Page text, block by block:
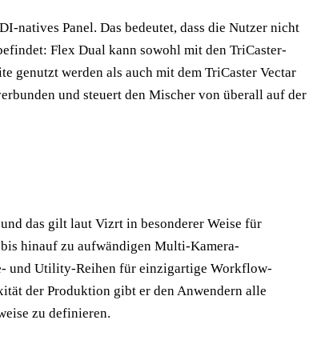
natives Panel. Das bedeutet, dass die Nutzer nicht
Flex Dual kann sowohl mit den TriCaster-
genutzt werden als auch mit dem TriCaster Vectar
und steuert den Mischer von überall auf der
das gilt laut Vizrt in besonderer Weise für
hinauf zu aufwändigen Multi-Kamera-
und Utility-Reihen für einzigartige Workflow-
der Produktion gibt er den Anwendern alle
zu definieren.